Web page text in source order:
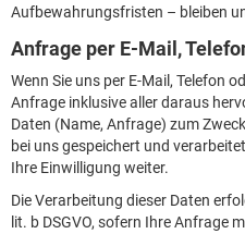
Aufbewahrungsfristen – bleiben
Anfrage per E-Mail,
Wenn Sie uns per E-Mail, Telefon
Anfrage inklusive aller daraus
Daten (Name, Anfrage) zum
bei uns gespeichert und
Ihre Einwilligung weiter.
Die Verarbeitung dieser Daten
lit. b DSGVO, sofern Ihre Anfrage